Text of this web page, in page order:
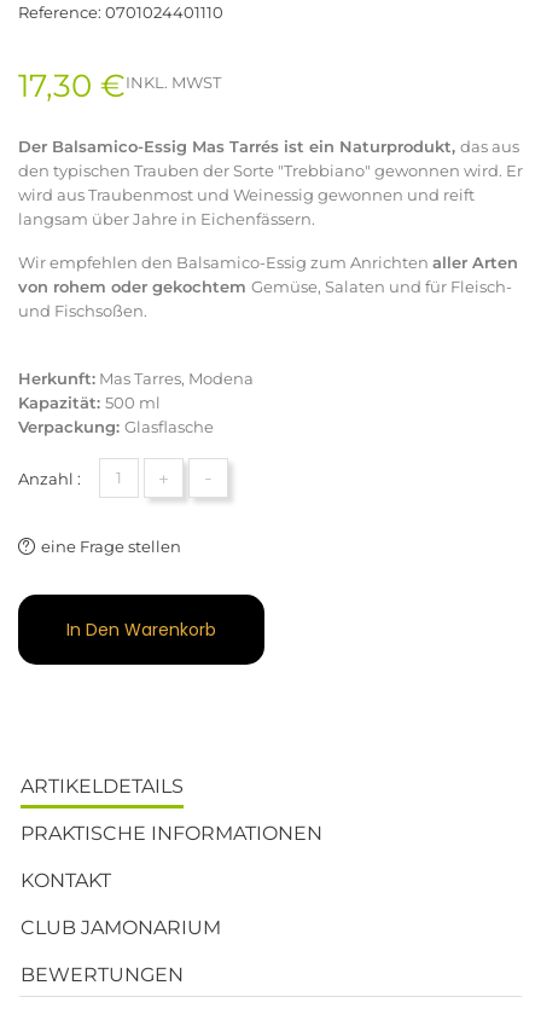
Reference: 0701024401110
17,30 €INKL. MWST
Der Balsamico-Essig Mas Tarrés ist ein Naturprodukt, das aus
den typischen Trauben der Sorte "Trebbiano" gewonnen wird. Er
wird aus Traubenmost und Weinessig gewonnen und reift
langsam über Jahre in Eichenfässern.
Wir empfehlen den Balsamico-Essig zum Anrichten aller Arten
von rohem oder gekochtem Gemüse, Salaten und für Fleisch-
und Fischsoßen.
Herkunft: Mas Tarres, Modena
Kapazität: 500 ml
Verpackung: Glasflasche
Anzahl : + -
eine Frage stellen
In Den Warenkorb
ARTIKELDETAILS
PRAKTISCHE INFORMATIONEN
KONTAKT
CLUB JAMONARIUM
BEWERTUNGEN